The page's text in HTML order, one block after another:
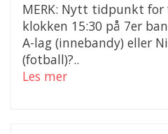
MERK: Nytt tidpunkt
klokken 15:30 på 7er
A-lag (innebandy) eller
(fotball)?..
Les mer